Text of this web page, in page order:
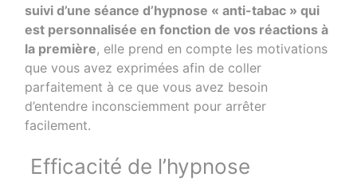
suivi d’une séance d’hypnose « anti-tabac » qui
est personnalisée en fonction de vos réactions à
la première, elle prend en compte les motivations
que vous avez exprimées afin de coller
parfaitement à ce que vous avez besoin
d’entendre inconsciemment pour arrêter
facilement.
Efficacité de l’hypnose